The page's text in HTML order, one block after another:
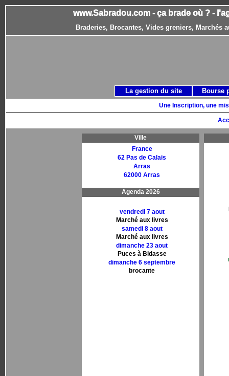
www.Sabradou.com - ça brade où ? -
Braderies, Brocantes, Vides greniers, Marchés
Une Inscription, une
Ville
France
62 Pas de Calais
Arras
62000 Arras
Agenda 2026
vendredi 7 aout
Marché aux livres
samedi 8 aout
Marché aux livres
dimanche 23 aout
Puces à Bidasse
dimanche 6 septembre
brocante
La gestion du site Bourse